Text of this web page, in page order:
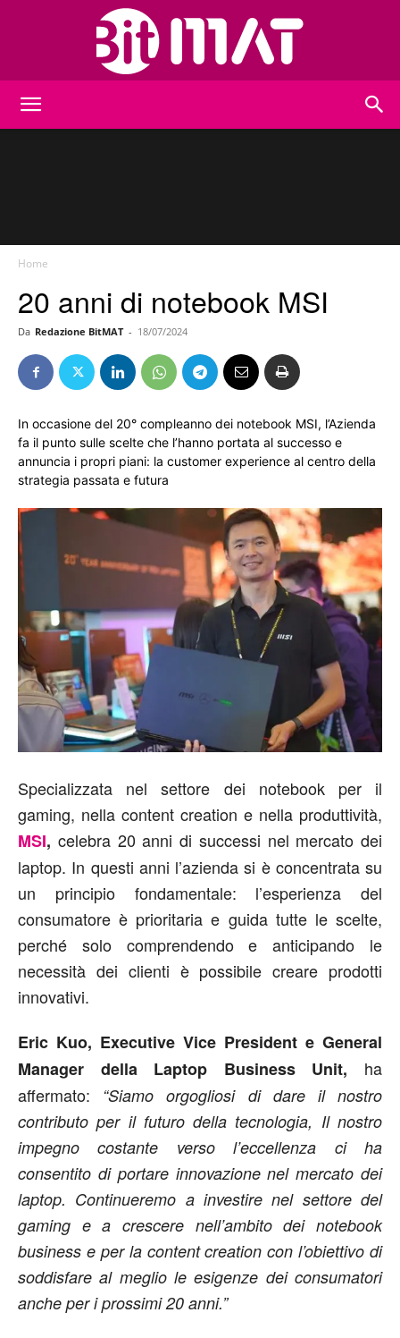
Home
20 anni di notebook MSI
Da Redazione BitMAT - 18/07/2024
In occasione del 20° compleanno dei notebook MSI, l’Azienda
fa il punto sulle scelte che l’hanno portata al successo e
annuncia i propri piani: la customer experience al centro della
strategia passata e futura
Specializzata nel settore dei notebook per il
gaming, nella content creation e nella produttività,
MSI, celebra 20 anni di successi nel mercato dei
laptop. In questi anni l’azienda si è concentrata su
un principio fondamentale: l’esperienza del
consumatore è prioritaria e guida tutte le scelte,
perché solo comprendendo e anticipando le
necessità dei clienti è possibile creare prodotti
innovativi.
Eric Kuo, Executive Vice President e General
Manager della Laptop Business Unit, ha
affermato: “Siamo orgogliosi di dare il nostro
contributo per il futuro della tecnologia, Il nostro
impegno costante verso l’eccellenza ci ha
consentito di portare innovazione nel mercato dei
laptop. Continueremo a investire nel settore del
gaming e a crescere nell’ambito dei notebook
business e per la content creation con l’obiettivo di
soddisfare al meglio le esigenze dei consumatori
anche per i prossimi 20 anni.”